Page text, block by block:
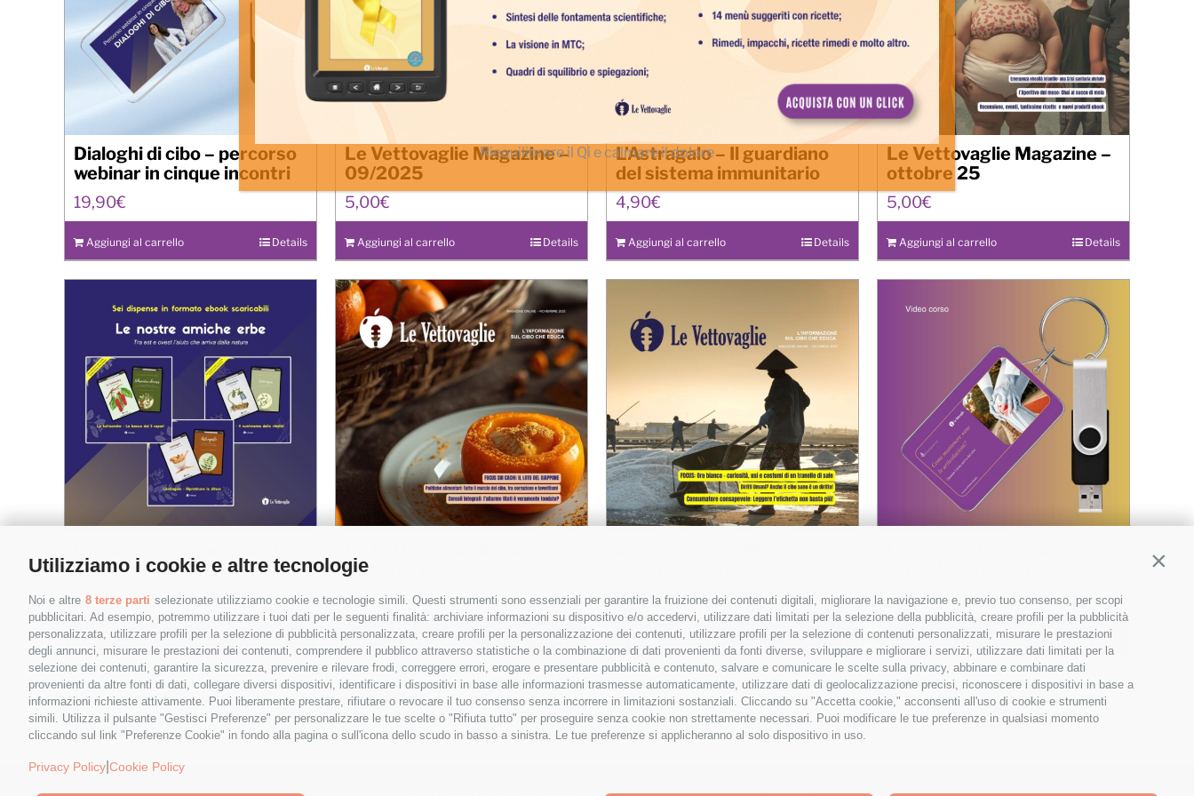
Utilizziamo i cookie e altre tecnologie
Noi e altre 8 terze parti selezionate utilizziamo cookie e tecnologie simili. Questi strumenti sono essenziali per garantire la fruizione dei contenuti digitali, migliorare la navigazione e, previo tuo consenso, per scopi
pubblicitari. Ad esempio, potremmo utilizzare i tuoi dati per le seguenti finalità: archiviare informazioni su dispositivo e/o accedervi, utilizzare dati limitati per la selezione della pubblicità, creare profili per la pubblicità
personalizzata, utilizzare profili per la selezione di pubblicità personalizzata, creare profili per la personalizzazione dei contenuti, utilizzare profili per la selezione di contenuti personalizzati, misurare le prestazioni
degli annunci, misurare le prestazioni dei contenuti, comprendere il pubblico attraverso statistiche o la combinazione di dati provenienti da fonti diverse, sviluppare e migliorare i servizi, utilizzare dati limitati per la
selezione dei contenuti, garantire la sicurezza, prevenire e rilevare frodi, correggere errori, erogare e presentare pubblicità e contenuto, salvare e comunicare le scelte sulla privacy, abbinare e combinare dati
provenienti da altre fonti di dati, collegare diversi dispositivi, identificare i dispositivi in base alle informazioni trasmesse automaticamente, utilizzare dati di geolocalizzazione precisi, riconoscere i dispositivi in base a
informazioni richieste attivamente. Puoi liberamente prestare, rifiutare o revocare il tuo consenso senza incorrere in limitazioni sostanziali. Cliccando su "Accetta cookie," acconsenti all'uso di cookie e strumenti
simili. Utilizza il pulsante "Gestisci Preferenze" per personalizzare le tue scelte o "Rifiuta tutto" per proseguire senza cookie non strettamente necessari. Puoi modificare le tue preferenze in qualsiasi momento
cliccando sul link "Preferenze Cookie" in fondo alla pagina o sull'icona dello scudo in basso a sinistra. Le tue preferenze si applicheranno al solo dispositivo in uso.
Privacy Policy Cookie Policy
Dialoghi di cibo – percorso
webinar in cinque incontri
19,90€
Aggiungi al carrello Details
Le Vettovaglie Magazine –
09/2025
5,00€
Aggiungi al carrello Details
L’Astragalo – Il guardiano
del sistema immunitario
4,90€
Aggiungi al carrello Details
Le Vettovaglie Magazine –
ottobre 25
5,00€
Aggiungi al carrello Details
dispense
11,90€
Aggiungi al carrello Details
novembre 25
5,00€
Aggiungi al carrello Details
5,00 €
Aggiungi al carrello Details
19,90€
Aggiungi al carrello Details
1 2 3 Next
© 2023 - Pubblicato da Elena Alquati - area comunicazione e direzione artistica
Riequilibrare il Qi e calmare il dolore
Nome*
Email*
Cliccando sul tasto "Iscriviti" dichiari di
accettare, aver letto e compreso